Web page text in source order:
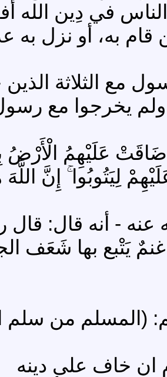
الناس في دِين
به، أو نزل به
مع الثلاثة
ولم يخرجوا مع
ضَاقَتْ عَلَيْهِمُ
إِنَّ اللَّهَ هُوَ التَّوَّابُ
- أنه قال: قال
يَتْبع بها شَعَف
(المسلم من